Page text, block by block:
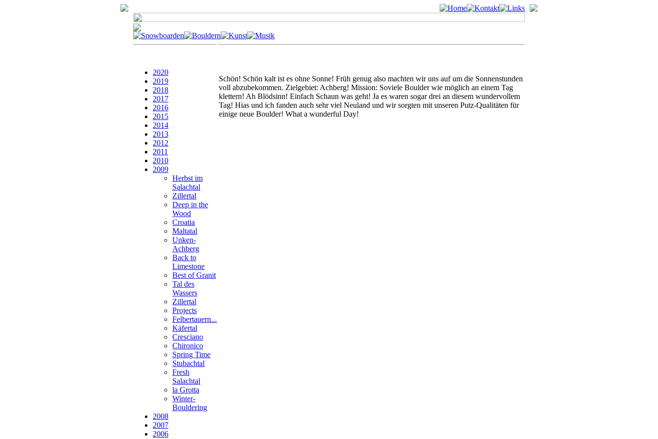
2020
2019
2018
2017
2016
2015
2014
2013
2012
2011
2010
2009
Herbst im
Salachtal
Zillertal
Deep in the
Wood
Croatia
Maltatal
Unken-
Achberg
Back to
Limestone
Best of Granit
Tal des
Wassers
Zillertal
Projects
Felbertauern...
Käfertal
Cresciano
Chironico
Spring Time
Stubachtal
Fresh
Salachtal
la Grotta
Winter-
Bouldering
2008
2007
2006
Schön! Schön kalt ist es ohne Sonne! Früh genug also machten wir uns auf um die Sonnenstunden
voll abzubekommen. Zielgebiet: Achberg! Mission: Soviele Boulder wie möglich an einem Tag
klettern! Ah Blödsinn! Einfach Schaun was geht! Ja es waren sogar drei an diesem wundervollem
Tag! Hias und ich fanden auch sehr viel Neuland und wir sorgten mit unseren Putz-Qualitäten für
einige neue Boulder! What a wunderful Day!